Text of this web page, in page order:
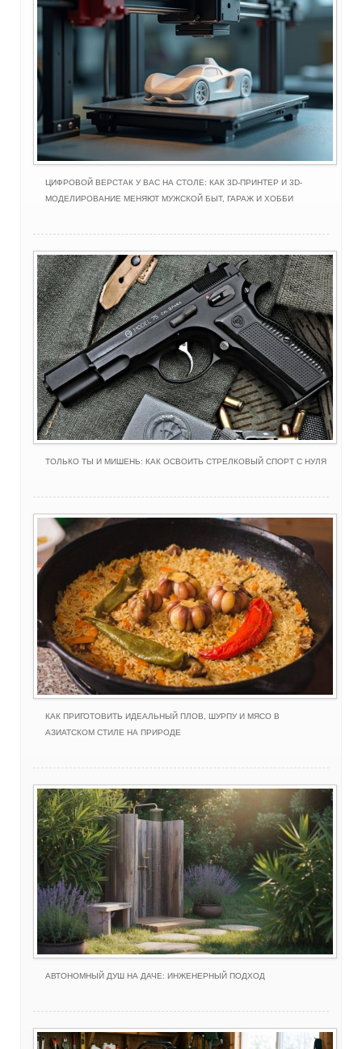
ЦИФРОВОЙ ВЕРСТАК У ВАС НА СТОЛЕ: КАК 3D-ПРИНТЕР И 3D-
МОДЕЛИРОВАНИЕ МЕНЯЮТ МУЖСКОЙ БЫТ, ГАРАЖ И ХОББИ
ТОЛЬКО ТЫ И МИШЕНЬ: КАК ОСВОИТЬ СТРЕЛКОВЫЙ СПОРТ С НУЛЯ
КАК ПРИГОТОВИТЬ ИДЕАЛЬНЫЙ ПЛОВ, ШУРПУ И МЯСО В
АЗИАТСКОМ СТИЛЕ НА ПРИРОДЕ
АВТОНОМНЫЙ ДУШ НА ДАЧЕ: ИНЖЕНЕРНЫЙ ПОДХОД